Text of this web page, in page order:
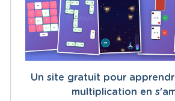
Un site gratuit pour
multiplication en